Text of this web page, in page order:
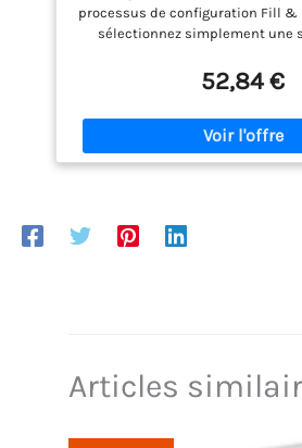
processus de configuration Fill &
sélectionnez simplement une
fur et à mesure qu'elle se
doublure robuste DuraPlus est
d'un matériau ultra-résistant à 3
pour plus de solidité et 85 %
perforations que le PVC. Une fois
pour un rangement compact hors
52,84 €
Articles